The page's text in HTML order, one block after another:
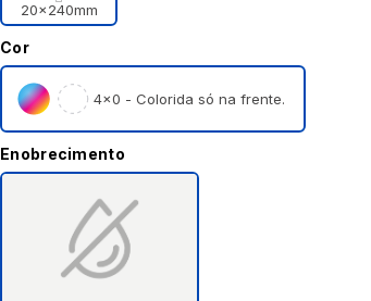
20x240mm
Cor
4×0 - Colorida só na frente.
Enobrecimento